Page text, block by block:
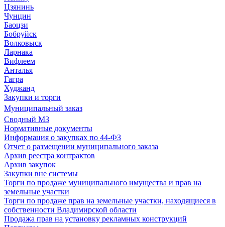
Цзянинь
Чунцин
Баоцзи
Бобруйск
Волковыск
Ларнака
Вифлеем
Анталья
Гагра
Худжанд
Закупки и торги
Муниципальный заказ
Сводный МЗ
Нормативные документы
Информация о закупках по 44-ФЗ
Отчет о размещении муниципального заказа
Архив реестра контрактов
Архив закупок
Закупки вне системы
Торги по продаже муниципального имущества и прав на
земельные участки
Торги по продаже прав на земельные участки, находящиеся в
собственности Владимирской области
Продажа прав на установку рекламных конструкций